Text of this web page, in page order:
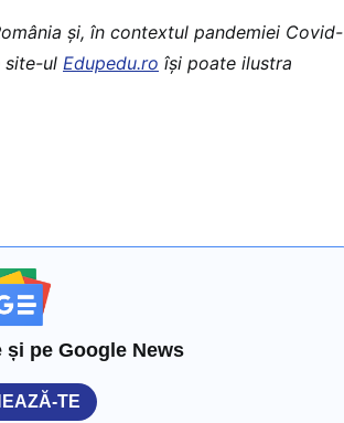
şi, în contextul pandemiei Covid-
site-ul Edupedu.ro îşi poate ilustra
și pe Google News
TE